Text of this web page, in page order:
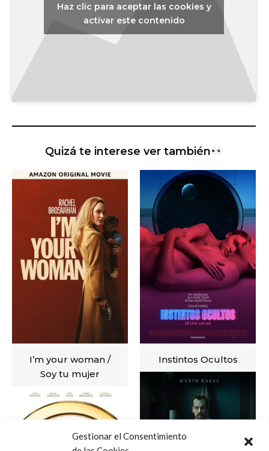
Gestionar el Consentimiento
Haz clic para aceptar las cookies y
activar este contenido
Quizá te interese ver también
I’m your woman /
Soy tu mujer
VER
Instintos Ocultos
VER